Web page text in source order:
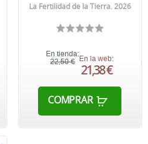
La Fertilidad de la Tierra. 2026
En tienda:
22,50 €
En la web:
21,38 €
COMPRAR